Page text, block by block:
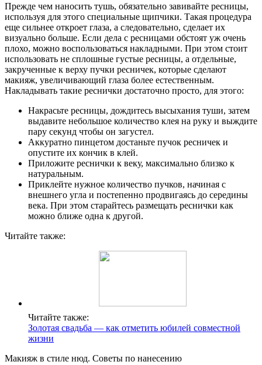
Прежде чем наносить тушь, обязательно завивайте ресницы,
используя для этого специальные щипчики. Такая процедура
еще сильнее откроет глаза, а следовательно, сделает их
визуально больше. Если дела с ресницами обстоят уж очень
плохо, можно воспользоваться накладными. При этом стоит
использовать не сплошные густые ресницы, а отдельные,
закрученные к верху пучки ресничек, которые сделают
макияж, увеличивающий глаза более естественным.
Накладывать такие реснички достаточно просто, для этого:
Накрасьте ресницы, дождитесь высыхания туши, затем
выдавите небольшое количество клея на руку и выждите
пару секунд чтобы он загустел.
Аккуратно пинцетом достаньте пучок ресничек и
опустите их кончик в клей.
Приложите реснички к веку, максимально близко к
натуральным.
Приклейте нужное количество пучков, начиная с
внешнего угла и постепенно продвигаясь до середины
века. При этом старайтесь размещать реснички как
можно ближе одна к другой.
Читайте также:
Читайте также:
Золотая свадьба — как отметить юбилей совместной
жизни
Макияж в стиле нюд. Советы по нанесению